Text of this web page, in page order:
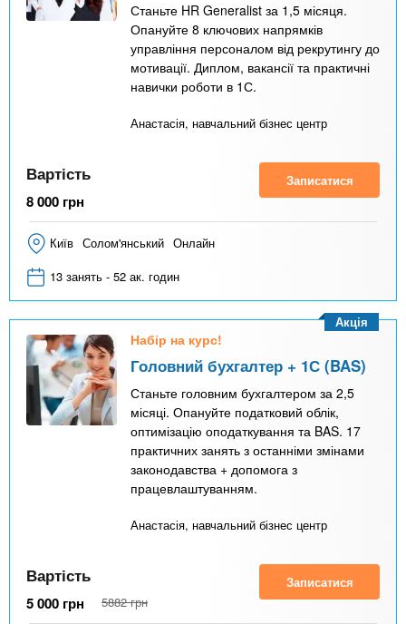
Станьте HR Generalist за 1,5 місяця.
Опануйте 8 ключових напрямків
управління персоналом від рекрутингу до
мотивації. Диплом, вакансії та практичні
навички роботи в 1С.
Анастасія, навчальний бізнес центр
Вартість
8 000 грн
Записатися
Київ Солом'янський Онлайн
13 занять - 52 ак. годин
Набір на курс!
Головний бухгалтер + 1С (BAS)
Станьте головним бухгалтером за 2,5
місяці. Опануйте податковий облік,
оптимізацію оподаткування та BAS. 17
практичних занять з останніми змінами
законодавства + допомога з
працевлаштуванням.
Анастасія, навчальний бізнес центр
Акція
Вартість
5 000 грн 5882 грн
Записатися